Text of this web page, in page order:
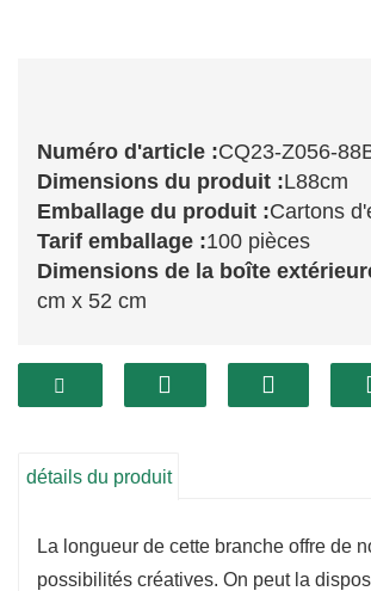
Numéro d'article :CQ23-Z056-
Dimensions du produit :L88cm
Emballage du produit :Cartons
Tarif emballage :100 pièces
Dimensions de la boîte
cm x 52 cm
LeCQ23-Z056-88B
Cette branche
par son impressionnante longueur
décorations de fêtes. Sa finition
tout décor. Sa taille généreuse et
réaliste en font une pièce
détails du produit
La longueur de cette branche offre de
possibilités créatives. On peut la